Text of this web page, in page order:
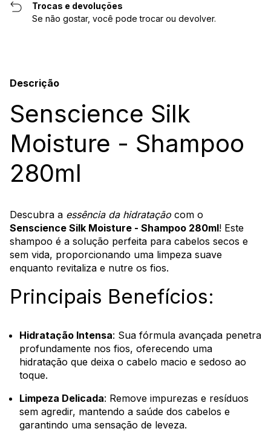
Trocas e devoluções
Se não gostar, você pode trocar ou devolver.
Descrição
Senscience Silk
Moisture - Shampoo
280ml
Descubra a essência da hidratação com o
Senscience Silk Moisture - Shampoo 280ml! Este
shampoo é a solução perfeita para cabelos secos e
sem vida, proporcionando uma limpeza suave
enquanto revitaliza e nutre os fios.
Principais Benefícios:
Hidratação Intensa: Sua fórmula avançada penetra
profundamente nos fios, oferecendo uma
hidratação que deixa o cabelo macio e sedoso ao
toque.
Limpeza Delicada: Remove impurezas e resíduos
sem agredir, mantendo a saúde dos cabelos e
garantindo uma sensação de leveza.